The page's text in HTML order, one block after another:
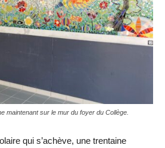
maintenant sur le mur du foyer du Collège.
qui s’achève, une trentaine